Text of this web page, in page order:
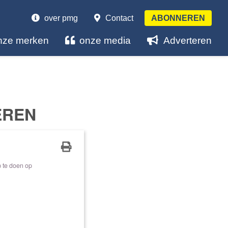
over pmg Contact ABONNEREN
merken onze media Adverteren
te doen op